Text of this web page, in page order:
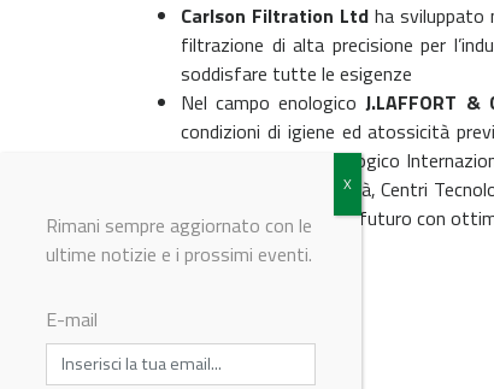
Carlson Filtration Ltd ha sviluppato
filtrazione di alta precisione per
soddisfare tutte le esigenze
Nel campo enologicoJ.LAFFORT &
condizioni di igiene ed atossicità
analisi del Codice Enologico
laboratori ed Università, Centri
clienti e di guardare al futuro con
Rimani sempre aggiornato con le
ultime notizie e i prossimi eventi.
E-mail